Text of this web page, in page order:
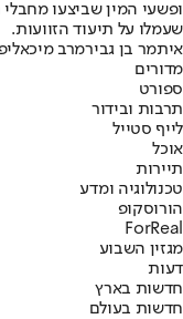
ופשעי המין שביצעו
שעמלו על תיעוד הזוועות.
איתמר בן גבירמרב מיכאלי
מדורים
ספורט
תרבות ובידור
לייף סטייל
אוכל
תיירות
טכנולוגיה ומדע
הורוסקופ
ForReal
מגזין השבוע
דעות
חדשות בארץ
חדשות בעולם